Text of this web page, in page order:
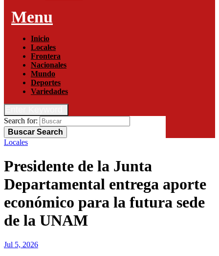
Menu
Inicio
Locales
Frontera
Nacionales
Mundo
Deportes
Variedades
Search for:
Buscar Search
Locales
Presidente de la Junta
Departamental entrega aporte
económico para la futura sede
de la UNAM
Jul 5, 2026